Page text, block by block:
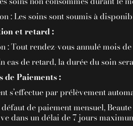
: Les soins sont soumis à
et retard :
: Tout rendez-vous annulé mois
cas de retard, la durée du soin
de Paiements :
s’effectue par prélèvement
défaut de paiement mensuel,
dans un délai de 7 jours